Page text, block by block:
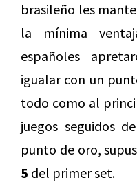
brasileño les
la mínima
españoles
igualar con un
todo como al
juegos seguidos
punto de oro,
5 del primer set.